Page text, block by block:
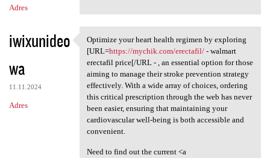
Adres
iwixunideo
wa
11.11.2024
Adres
Optimize your heart health
Optimize your heart health regimen by exploring
[URL=https://mychik.com/erectafil/- walmart
erectafil price[/URL - , an essential option for those
aiming to manage their stroke prevention strategy
effectively. With a wide array of choices, ordering
this critical prescription through the web has never
been easier, ensuring that maintaining your
cardiovascular well-being is both accessible and
convenient.
Need to find out the current <a